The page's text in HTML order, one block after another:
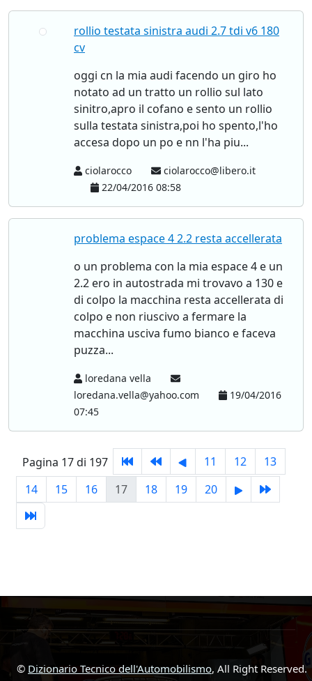
rollio testata sinistra audi 2.7 tdi v6 180
cv
oggi cn la mia audi facendo un giro ho
notato ad un tratto un rollio sul lato
sinitro,apro il cofano e sento un rollio
sulla testata sinistra,poi ho spento,l'ho
accesa dopo un po e nn l'ha piu...
ciolarocco
ciolarocco@libero.it
22/04/2016 08:58
problema espace 4 2.2 resta accellerata
o un problema con la mia espace 4 e un
2.2 ero in autostrada mi trovavo a 130 e
di colpo la macchina resta accellerata di
colpo e non riuscivo a fermare la
macchina usciva fumo bianco e faceva
puzza...
loredana vella
loredana.vella@yahoo.com
19/04/2016
07:45
Pagina 17 di 197 11 12
13
14
15 16 17 18 19 20
© Dizionario Tecnico dell'Automobilismo, All Right Reserved.